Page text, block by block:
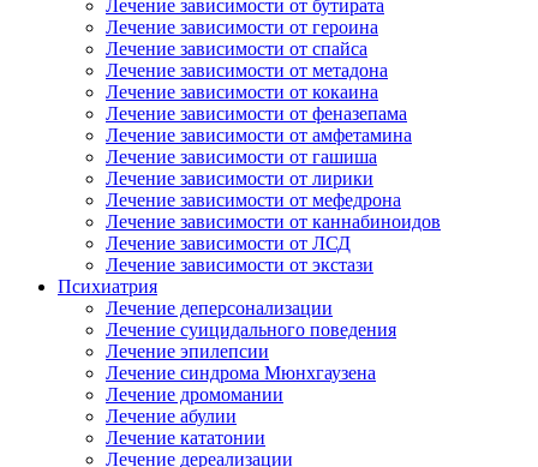
Лечение зависимости от бутирата
Лечение зависимости от героина
Лечение зависимости от спайса
Лечение зависимости от метадона
Лечение зависимости от кокаина
Лечение зависимости от феназепама
Лечение зависимости от амфетамина
Лечение зависимости от гашиша
Лечение зависимости от лирики
Лечение зависимости от мефедрона
Лечение зависимости от каннабиноидов
Лечение зависимости от ЛСД
Лечение зависимости от экстази
Психиатрия
Лечение деперсонализации
Лечение суицидального поведения
Лечение эпилепсии
Лечение синдрома Мюнхгаузена
Лечение дромомании
Лечение абулии
Лечение кататонии
Лечение дереализации